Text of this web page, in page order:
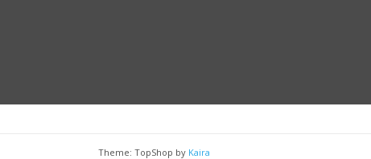
Theme: TopShop by Kaira